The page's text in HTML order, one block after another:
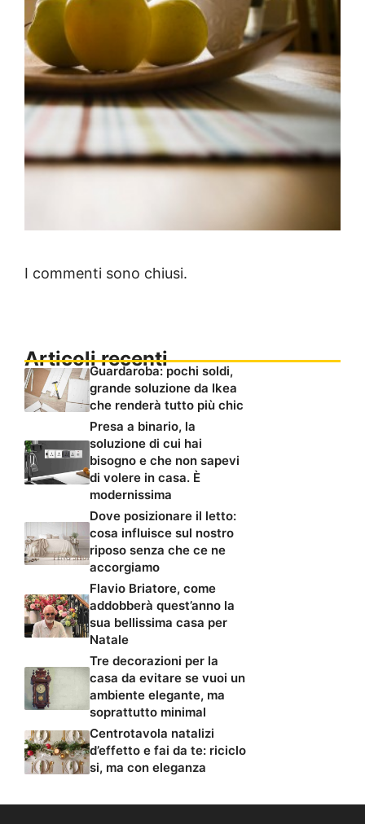
I commenti sono chiusi.
Articoli recenti
Guardaroba: pochi soldi,
grande soluzione da Ikea
che renderà tutto più chic
Presa a binario, la
soluzione di cui hai
bisogno e che non sapevi
di volere in casa. È
modernissima
Dove posizionare il letto:
cosa influisce sul nostro
riposo senza che ce ne
accorgiamo
Flavio Briatore, come
addobberà quest’anno la
sua bellissima casa per
Natale
Tre decorazioni per la
casa da evitare se vuoi un
ambiente elegante, ma
soprattutto minimal
Centrotavola natalizi
d’effetto e fai da te: riciclo
si, ma con eleganza